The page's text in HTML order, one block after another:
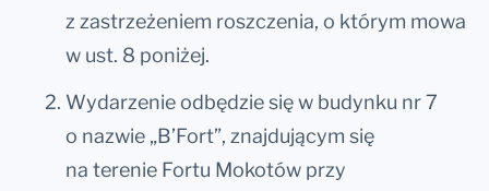
z zastrzeżeniem roszczenia, o którym mowa
w ust. 8 poniżej.
Wydarzenie odbędzie się w budynku nr 7
o nazwie „B’Fort”, znajdującym się
na terenie Fortu Mokotów przy